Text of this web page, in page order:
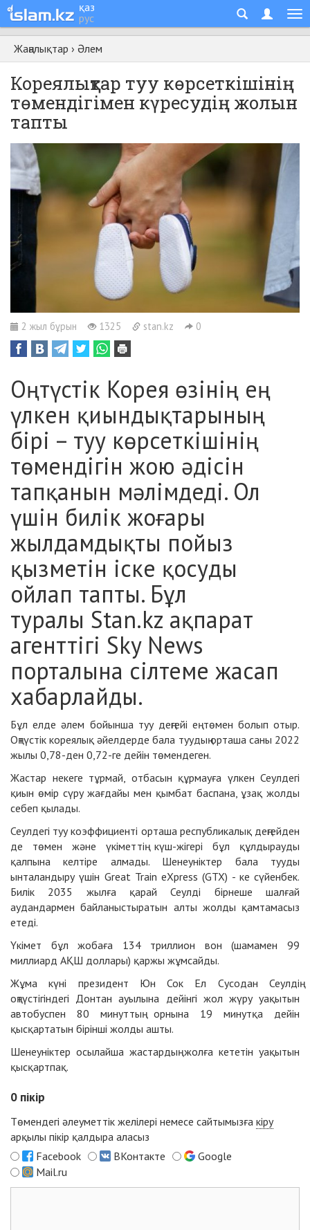
қаз
рус
Жаңалықтар › Әлем
Кореялықтар туу көрсеткішінің
төмендігімен күресудің жолын
тапты
2 жыл бұрын 1325 stan.kz 0
Оңтүстік Корея өзінің ең
үлкен қиындықтарының
бірі – туу көрсеткішінің
төмендігін жою әдісін
тапқанын мәлімдеді. Ол
үшін билік жоғары
жылдамдықты пойыз
қызметін іске қосуды
ойлап тапты. Бұл
туралы Stan.kz ақпарат
агенттігі Sky News
порталына сілтеме жасап
хабарлайды.
Бұл елде әлем бойынша туу деңгейі ең төмен болып отыр.
Оңтүстік кореялық әйелдерде бала туудың орташа саны 2022
жылы 0,78-ден 0,72-ге дейін төмендеген.
Жастар некеге тұрмай, отбасын құрмауға үлкен Сеулдегі
қиын өмір сүру жағдайы мен қымбат баспана, ұзақ жолды
себеп қылады.
Сеулдегі туу коэффициенті орташа республикалық деңгейден
де төмен және үкіметтің күш-жігері бұл құлдырауды
қалпына келтіре алмады. Шенеуніктер бала тууды
ынталандыру үшін Great Train eXpress (GTX) - ке сүйенбек.
Билік 2035 жылға қарай Сеулді бірнеше шалғай
аудандармен байланыстыратын алты жолды қамтамасыз
етеді.
Үкімет бұл жобаға 134 триллион вон (шамамен 99
миллиард АҚШ доллары) қаржы жұмсайды.
Жұма күні президент Юн Сок Ел Сусодан Сеулдің
оңтүстігіндегі Донтан ауылына дейінгі жол жүру уақытын
автобуспен 80 минуттың орнына 19 минутқа дейін
қысқартатын бірінші жолды ашты.
Шенеуніктер осылайша жастардың жолға кететін уақытын
қысқартпақ.
0 пікір
Төмендегі әлеуметтік желілері немесе сайтымызға кіру
арқылы пікір қалдыра аласыз
Facebook
ВКонтакте
Google
Mail.ru